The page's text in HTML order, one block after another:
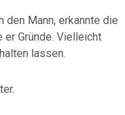
den Mann, erkannte die
er Gründe. Vielleicht
lassen.